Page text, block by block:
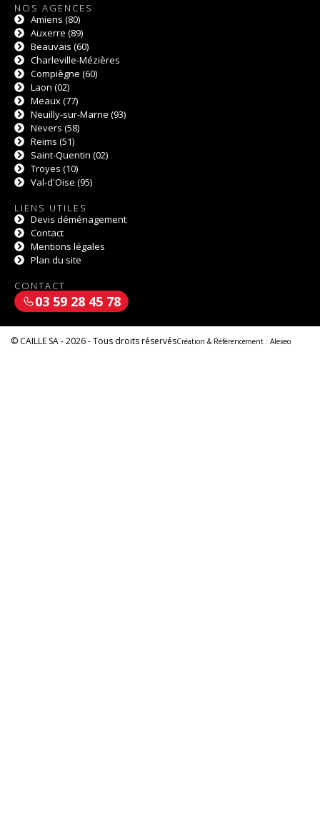
NOS AGENCES
Amiens (80)
Auxerre (89)
Beauvais (60)
Charleville-Mézières
Compiègne (60)
Laon (02)
Meaux (77)
Neuilly-sur-Marne (93)
Nevers (58)
Reims (51)
Saint-Quentin (02)
Troyes (10)
Val-d'Oise (95)
LIENS UTILES
Devis déménagement
Contact
Mentions légales
Plan du site
CONTACT
03 59 28 45 78
© CAILLE SA - 2026 - Tous droits réservésCréation & Référencement : Alexeo